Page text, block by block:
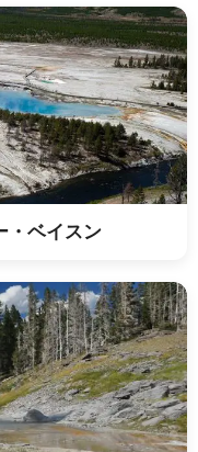
・ベイスン